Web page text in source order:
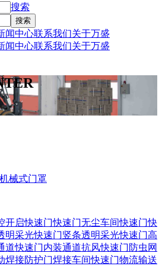
搜索
闻中心联系我们关于万盛
闻中心联系我们关于万盛
械式门罩
开启快速门快速门无尘车间快速门快
明采光快速门竖条透明采光快速门高
道快速门内装通道抗风快速门 防虫网
焊接防护门焊接车间快速门物流输送